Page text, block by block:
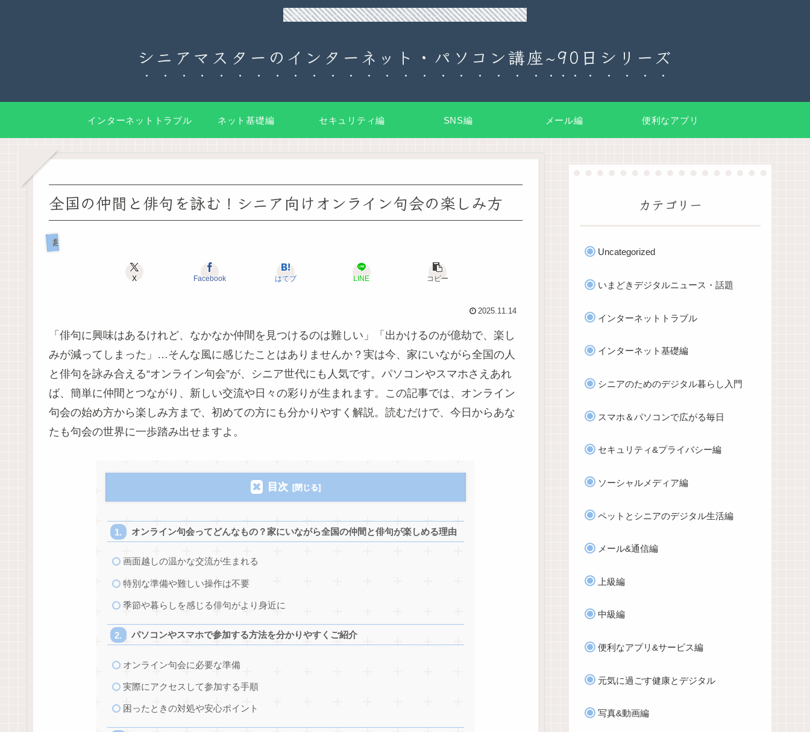
90日チャレンジ！シニアのためのパソコン・インターネット入門
シニアマスターのインターネット・パソコン講座~90日シリーズ
インターネットトラブル ネット基礎編 セキュリティ編 SNS編 メール編 便利なアプリ
全国の仲間と俳句を詠む！シニア向けオンライン句会の楽しみ方
趣味と仲間づくりのデジタル活用
X Facebook はてブ LINE コピー
2025.11.14
「俳句に興味はあるけれど、なかなか仲間を見つけるのは難しい」「出かけるのが億劫で、楽し
みが減ってしまった」…そんな風に感じたことはありませんか？実は今、家にいながら全国の人
と俳句を詠み合える“オンライン句会”が、シニア世代にも人気です。パソコンやスマホさえあれ
ば、簡単に仲間とつながり、新しい交流や日々の彩りが生まれます。この記事では、オンライン
句会の始め方から楽しみ方まで、初めての方にも分かりやすく解説。読むだけで、今日からあな
たも句会の世界に一歩踏み出せますよ。
目次
オンライン句会ってどんなもの？家にいながら全国の仲間と俳句が楽しめる理由
画面越しの温かな交流が生まれる
特別な準備や難しい操作は不要
季節や暮らしを感じる俳句がより身近に
パソコンやスマホで参加する方法を分かりやすくご紹介
オンライン句会に必要な準備
実際にアクセスして参加する手順
困ったときの対処や安心ポイント
カテゴリー
Uncategorized
いまどきデジタルニュース・話題
インターネットトラブル
インターネット基礎編
シニアのためのデジタル暮らし入門
スマホ＆パソコンで広がる毎日
セキュリティ&プライバシー編
ソーシャルメディア編
ペットとシニアのデジタル生活編
メール&通信編
上級編
中級編
便利なアプリ&サービス編
元気に過ごす健康とデジタル
写真&動画編